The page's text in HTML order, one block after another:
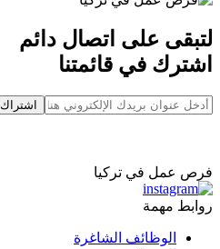
لتبقى على اتصال دائم
اشترك في قائمتنا
اشتراك
فرص عمل في تركيا
روابط مهمة
الوظائف الشاغرة